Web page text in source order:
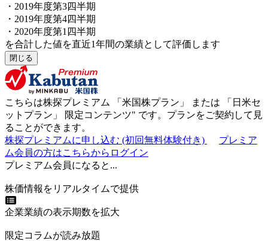
・2019年度第3四半期
・2019年度第4四半期
・2020年度第1四半期
を合計した値を直近1年間の業績として評価します
閉じる
こちらは株探プレミアム 「 米国株プラン 」 または 「 日米セ
ットプラン 」 限定コンテンツ" です。プランをご契約して見
ることができます。
株探プレミアムに申し込む (初回無料体験付き)
プレミア
ム会員の方はこちらからログイン
プレミアム会員になると...
株価情報をリアルタイムで提供
企業業績の表示期数を拡大
限定コラムが読み放題